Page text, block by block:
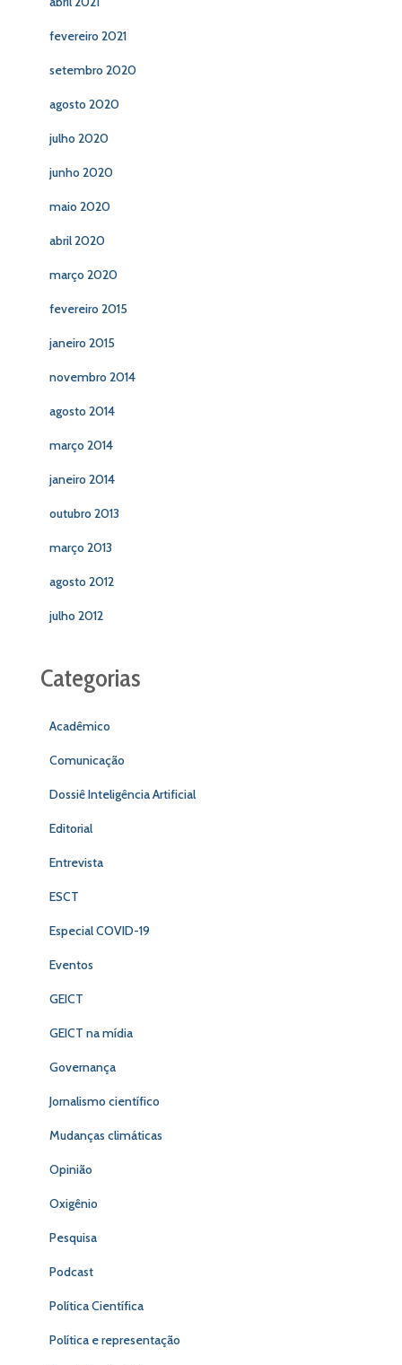
fevereiro 2021
setembro 2020
agosto 2020
julho 2020
junho 2020
maio 2020
abril 2020
março 2020
fevereiro 2015
janeiro 2015
novembro 2014
agosto 2014
março 2014
janeiro 2014
outubro 2013
março 2013
agosto 2012
julho 2012
Categorias
Acadêmico
Comunicação
Dossiê Inteligência Artificial
Editorial
Entrevista
ESCT
Especial COVID-19
Eventos
GEICT
GEICT na mídia
Governança
Jornalismo científico
Mudanças climáticas
Opinião
Oxigênio
Pesquisa
Podcast
Política Científica
Política e representação